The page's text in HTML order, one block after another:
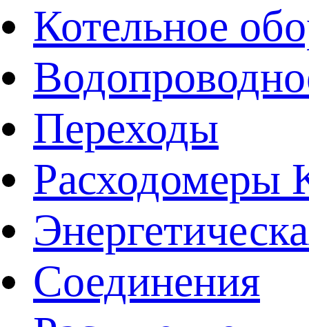
Котельное
Переходы
Расходомеры
Соединения